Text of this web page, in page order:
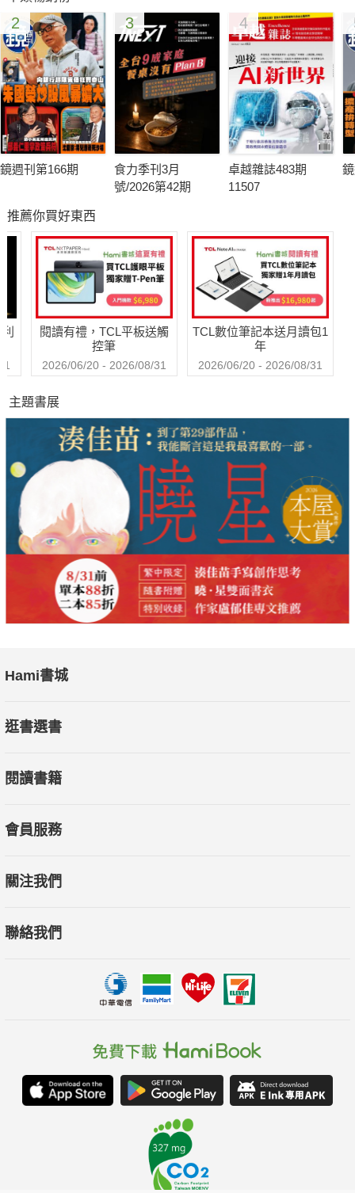
2
鏡週刊第166期
3
食力季刊3月
號/2026第42期
4
卓越雜誌483期
11507
推薦你買好東西
閱讀有禮，TCL平板送觸
控筆
2026/06/20 - 2026/08/31
TCL數位筆記本送月讀包1
年
2026/06/20 - 2026/08/31
主題書展
Hami書城
逛書選書
閱讀書籍
會員服務
關注我們
聯絡我們